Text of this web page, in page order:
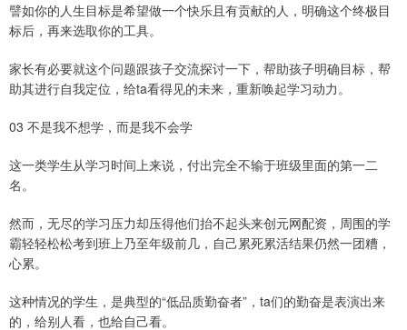
譬如你的人生目标是希望做一个快乐且有贡献的人，明确这个终极目
标后，再来选取你的工具。
家长有必要就这个问题跟孩子交流探讨一下，帮助孩子明确目标，帮
助其进行自我定位，给ta看得见的未来，重新唤起学习动力。
03 不是我不想学，而是我不会学
这一类学生从学习时间上来说，付出完全不输于班级里面的第一二
名。
然而，无尽的学习压力却压得他们抬不起头来创元网配资，周围的学
霸轻轻松松考到班上乃至年级前几，自己累死累活结果仍然一团糟，
心累。
这种情况的学生，是典型的“低品质勤奋者”，ta们的勤奋是表演出来
的，给别人看，也给自己看。